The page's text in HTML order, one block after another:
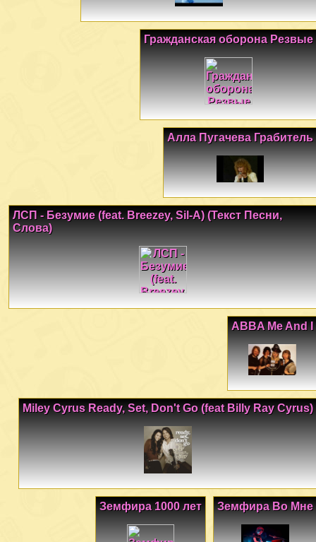
Гражданская оборона Резвые
Алла Пугачева Грабитель
ЛСП - Безумие (feat. Breezey, Sil-A) (Текст Песни,
Слова)
ABBA Me And I
Miley Cyrus Ready, Set, Don't Go (feat Billy Ray Cyrus)
Земфира Во Мне
Земфира 1000 лет